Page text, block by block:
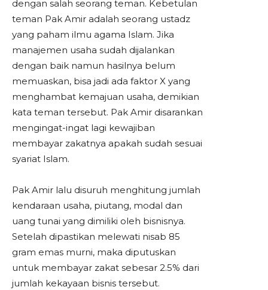
dengan salah seorang teman. Kebetulan
teman Pak Amir adalah seorang ustadz
yang paham ilmu agama Islam. Jika
manajemen usaha sudah dijalankan
dengan baik namun hasilnya belum
memuaskan, bisa jadi ada faktor X yang
menghambat kemajuan usaha, demikian
kata teman tersebut. Pak Amir disarankan
mengingat-ingat lagi kewajiban
membayar zakatnya apakah sudah sesuai
syariat Islam.
Pak Amir lalu disuruh menghitung jumlah
kendaraan usaha, piutang, modal dan
uang tunai yang dimiliki oleh bisnisnya.
Setelah dipastikan melewati nisab 85
gram emas murni, maka diputuskan
untuk membayar zakat sebesar 2.5% dari
jumlah kekayaan bisnis tersebut.